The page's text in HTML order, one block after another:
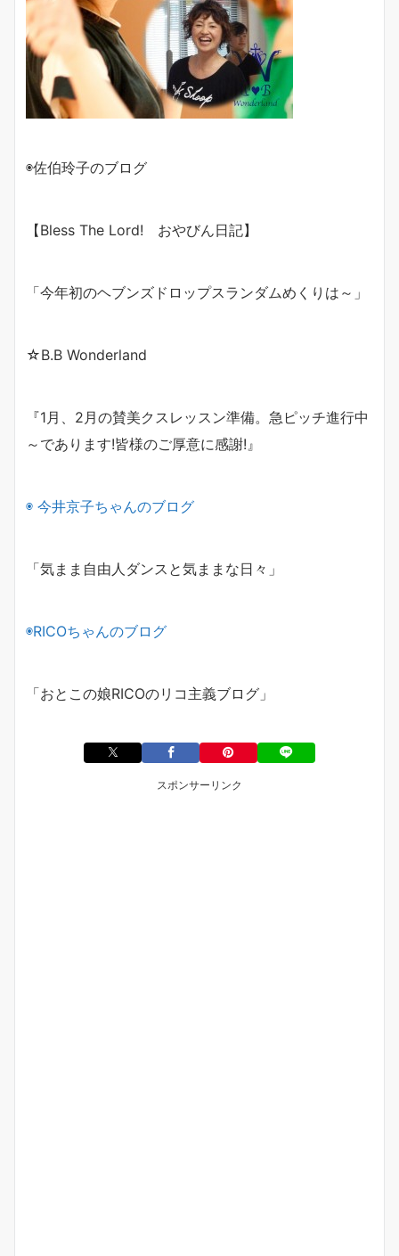
◉佐伯玲子のブログ
【Bless The Lord! おやびん日記】
「今年初のヘブンズドロップスランダムめくりは～」
☆B.B Wonderland
『1月、2月の賛美クスレッスン準備。 急ピッチ進行中
～であります!皆様のご厚意に感謝!』
◉ 今井京子ちゃんのブログ
「気まま自由人ダンスと気ままな日々」
◉RICOちゃんのブログ
「おとこの娘RICOのリコ主義ブログ」
スポンサーリンク